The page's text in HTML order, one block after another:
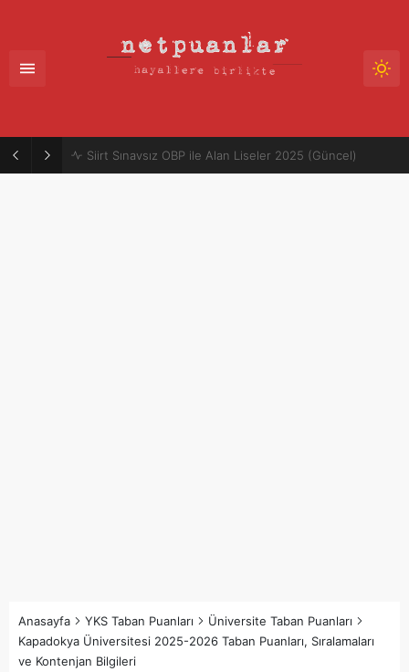
Mütercim Atama Puanları 2025-2026 | Merkezi Atama
Anasayfa YKS Taban Puanları
Üniversite Taban Puanları
Kapadokya Üniversitesi 2025-2026 Taban Puanları, Sıralamaları
ve Kontenjan Bilgileri